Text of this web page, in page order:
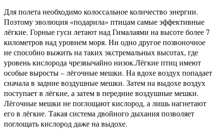
Для полета необходимо колоссальное количество энергии.
Поэтому эволюция «подарила» птицам самые эффективные
лёгкие. Горные гуси летают над Гималаями на высоте более 7
километров над уровнем моря. Ни одно другое позвоночное
не способно выжить на таких экстремальных высотах, где
уровень кислорода чрезвычайно низок.Лёгкие птиц имеют
особые выросты – лёгочные мешки. На вдохе воздух попадает
сначала в задние воздушные мешки. Затем на выдохе воздух
поступает в лёгкие, а затем в передние воздушные мешки.
Лёгочные мешки не поглощают кислород, а лишь нагнетают
его в лёгкие. Такая система двойного дыхания позволяет
поглощать кислород даже на выдохе.